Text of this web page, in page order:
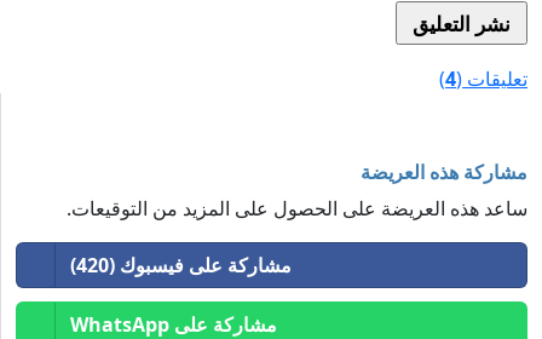
تعليقات (4
)
مشاركة هذه العريضة
ساعد هذه العريضة على الحصول على المزيد من التوقيعات.
مشاركة على فيسبوك (420)
مشاركة على WhatsApp